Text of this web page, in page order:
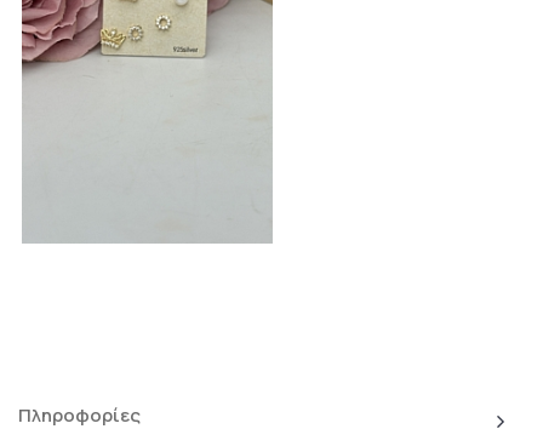
Πληροφορίες